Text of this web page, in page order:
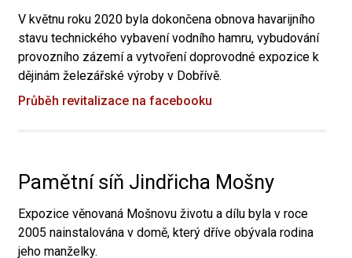
V květnu roku 2020 byla dokončena obnova havarijního
stavu technického vybavení vodního hamru, vybudování
provozního zázemí a vytvoření doprovodné expozice k
dějinám železářské výroby v Dobřívě.
Průběh revitalizace na facebooku
Pamětní síň Jindřicha Mošny
Expozice věnovaná Mošnovu životu a dílu byla v roce
2005 nainstalována v domě, který dříve obývala rodina
jeho manželky.